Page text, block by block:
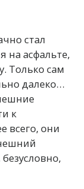
стал
на асфальте,
Только сам
далеко…
к
всего, они